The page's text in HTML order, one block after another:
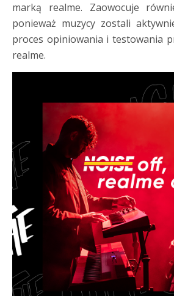
marką realme. Zaowocuje
ponieważ muzycy zostali
proces opiniowania i testowania
realme.